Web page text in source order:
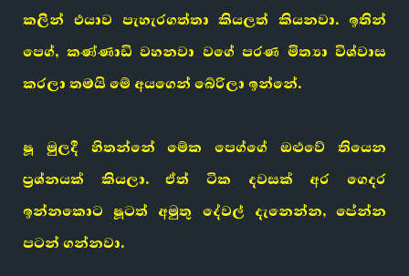
කලින් එයාව පැහැරගත්තා කියලත් කියනවා. ඉතින්
පෙග්, කණ්ණාඩි වහනවා වගේ පරණ මිත්‍යා විශ්වාස
කරලා තමයි මේ අයගෙන් බේරිලා ඉන්නේ.
ෂූ මුලදී හිතන්නේ මේක පෙග්ගේ ඔළුවේ තියෙන
ප්‍රශ්නයක් කියලා. ඒත් ටික දවසක් අර ගෙදර
ඉන්නකොට ෂූටත් අමුතු දේවල් දැනෙන්න, පේන්න
පටන් ගන්නවා.